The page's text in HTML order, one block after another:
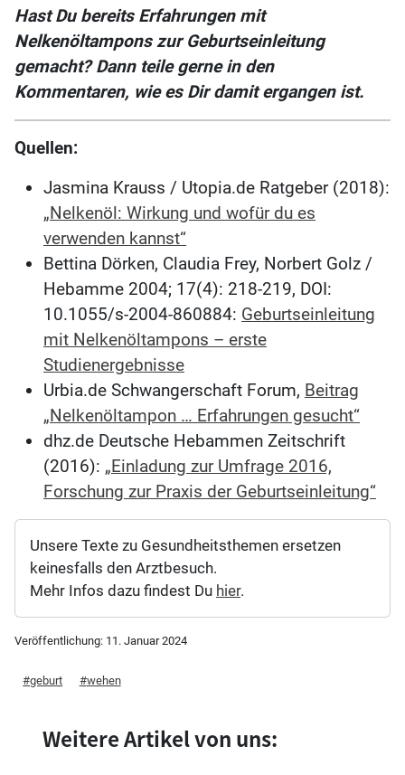
Hast Du bereits Erfahrungen mit
Nelkenöltampons zur Geburtseinleitung
gemacht? Dann teile gerne in den
Kommentaren, wie es Dir damit ergangen ist.
Quellen:
Jasmina Krauss / Utopia.de Ratgeber (2018):
„Nelkenöl: Wirkung und wofür du es
verwenden kannst“
Bettina Dörken, Claudia Frey, Norbert Golz /
Hebamme 2004; 17(4): 218-219, DOI:
10.1055/s-2004-860884: Geburtseinleitung
mit Nelkenöltampons – erste
Studienergebnisse
Urbia.de Schwangerschaft Forum, Beitrag
„Nelkenöltampon … Erfahrungen gesucht“
dhz.de Deutsche Hebammen Zeitschrift
(2016): „Einladung zur Umfrage 2016,
Forschung zur Praxis der Geburtseinleitung“
Unsere Texte zu Gesundheitsthemen ersetzen
keinesfalls den Arztbesuch.
Mehr Infos dazu findest Du hier.
Veröffentlichung: 11. Januar 2024
geburt wehen
Weitere Artikel von uns: